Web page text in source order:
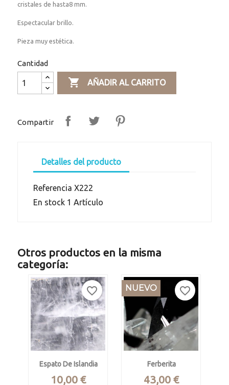
cristales de hasta8 mm.
Espectacular brillo.
Pieza muy estética.
Cantidad
 AÑADIR AL CARRITO
Compartir
Detalles del producto
Referencia X222
En stock 1 Artículo
Otros productos en la misma
categoría:
Espato De Islandia
Precio
10,00 €
favorite_border
Ferberita
Precio
43,00 €
NUEVO favorite_border